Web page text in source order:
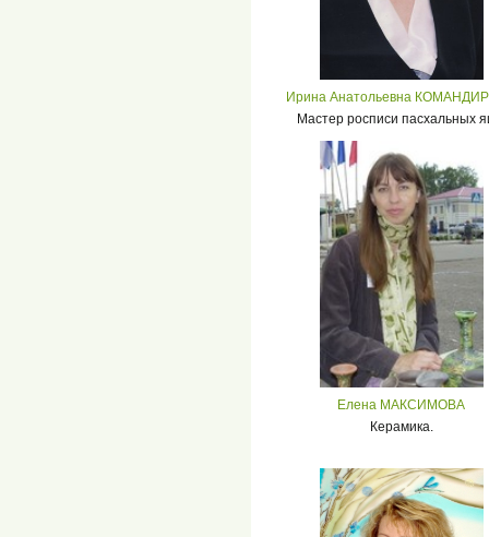
Ирина Анатольевна
Мастер росписи пасхальных
Елена МАКСИМОВА
Керамика.